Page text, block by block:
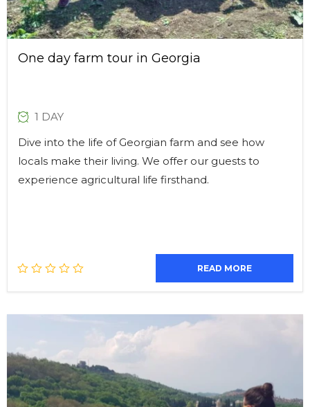
One day farm tour in Georgia
1 DAY
Dive into the life of Georgian farm and see how
locals make their living. We offer our guests to
experience agricultural life firsthand.
READ MORE